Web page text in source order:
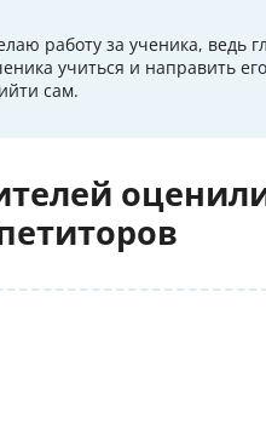
работу за ученика, ведь
учиться и направить
сам.